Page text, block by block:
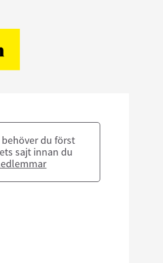
du först
sajt innan du